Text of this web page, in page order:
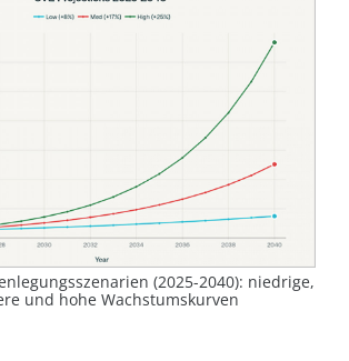
(2025-2040): niedrige,
und hohe Wachstumskurven